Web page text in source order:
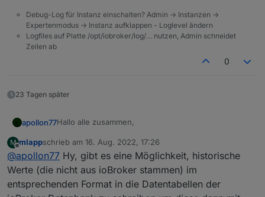
Debug-Log für Instanz einschalten? Admin -> Instanzen ->
Expertenmodus -> Instanz aufklappen - Loglevel ändern
Logfiles auf Platte /opt/iobroker/log/… nutzen, Admin schneidet
Zeilen ab
0
23 Tagen später
apollon77Hallo alle zusammen,
Nach einer Alpha-Phase (Danke an alle Alphatester!)
kommt im laufe des heutigen nachmittags ein Major-
Update des SQL(und History und InfluxDB)-Adapters
ins Beta/Latest Repo. Viel Spass!
Diese neue (Major!) Version des SQL Adapters räumt
einige Dinge auf und sorgt bei einigen Themen für
mehr Transparenz und Klarheit und bringt noch dazu
Bei Fehlern bitte ggf hier schreiben und dann GitHub
M
Offline
mlappschrieb am 16. Aug. 2022, 17:26
zuletzt editiert von
@apollon77 Hy, gibt es eine Möglichkeit, historische
Werte (die nicht aus ioBroker stammen) im
entsprechenden Format in die Datentabellen der